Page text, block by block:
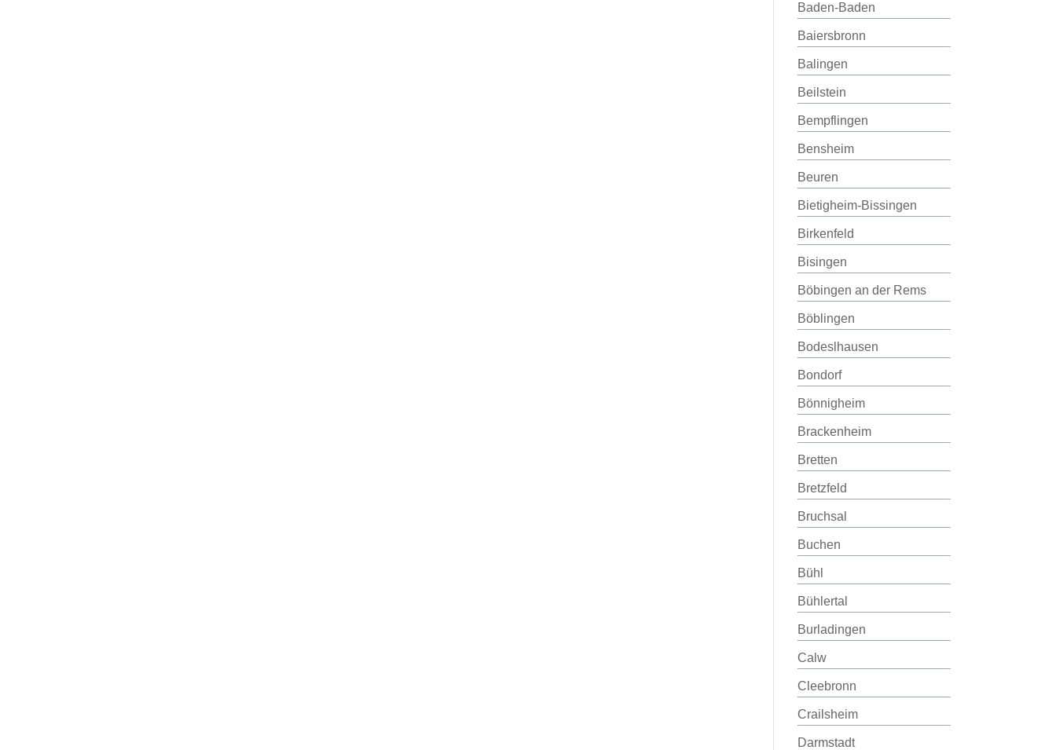
Baden-Baden
Baiersbronn
Balingen
Beilstein
Bempflingen
Bensheim
Beuren
Bietigheim-Bissingen
Birkenfeld
Bisingen
Böbingen an der Rems
Böblingen
Bodeslhausen
Bondorf
Bönnigheim
Brackenheim
Bretten
Bretzfeld
Bruchsal
Buchen
Bühl
Bühlertal
Burladingen
Calw
Cleebronn
Crailsheim
Darmstadt